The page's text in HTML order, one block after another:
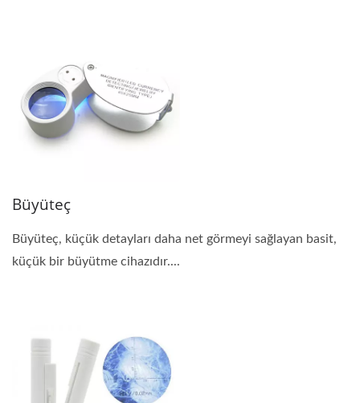
Büyüteç
Büyüteç, küçük detayları daha net görmeyi sağlayan basit,
küçük bir büyütme cihazıdır....